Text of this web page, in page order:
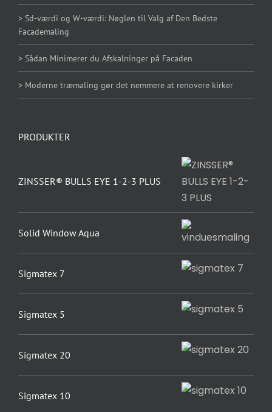
> Sd-værdi og W-værdi: Nøglen til Valg af Den Bedste
Facademaling
> Sådan Minimerer du Afskalninger på Facaden
> Moderne træmaling gør det nemmere at renovere kirker
PRODUKTER
ZINSSER® BULLS EYE 1-2-3 PLUS
Solid Window Aqua
Sigmatex 7
Sigmatex 5
Sigmatex 20
Sigmatex 10